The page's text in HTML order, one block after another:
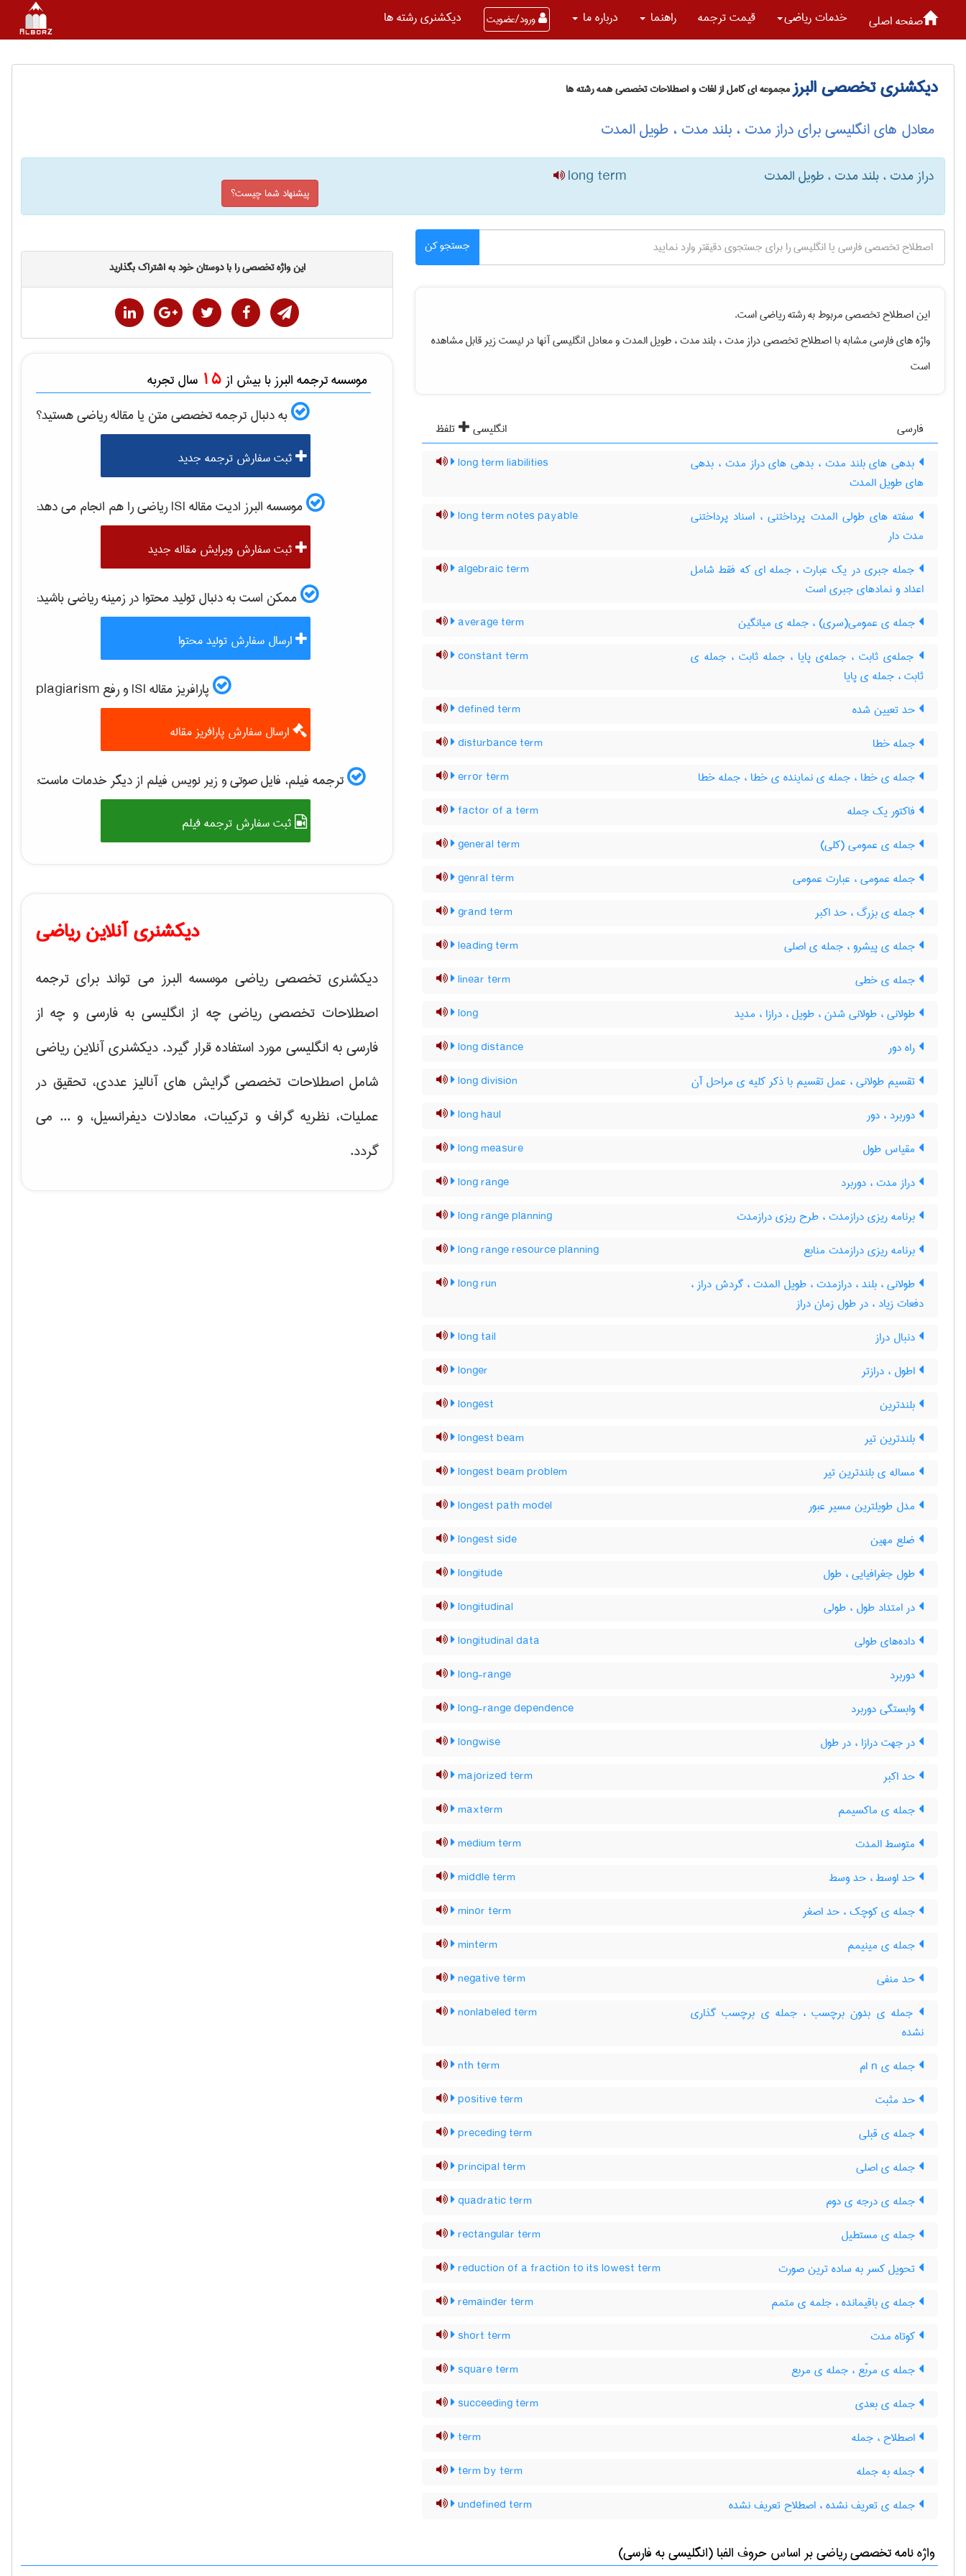
صفحه اصلی خدمات رياضی قیمت ترجمه راهنما درباره ما ورود/عضویت دیکشنری رشته ها
دیکشنری تخصصی البرزمجموعه ای کامل از لغات و اصطلاحات تخصصی همه رشته ها
معادل های انگلیسی برای دراز مدت ، بلند مدت ، طویل المدت
دراز مدت ، بلند مدت ، طویل المدت long term
پیشنهاد شما چیست؟
جستجو کن
این اصطلاح تخصصی مربوط به رشتهرياضیاست.
واژه های فارسی مشابه با اصطلاح تخصصیدراز مدت ، بلند مدت ، طویل المدتو معادل انگلیسی آنها در لیست زیر قابل مشاهده
است
فارسی انگلیسی
تلفظ
بدهی های بلند مدت ، بدهی های دراز مدت ، بدهی
های طویل المدت
long term liabilities
سفته های طولی المدت پرداختنی ، اسناد پرداختنی
مدت دار
long term notes payable
جمله جبری در یک عبارت ، جمله ای که فقط شامل
اعداد و نمادهای جبری است
algebraic term
جمله ی عمومی(سری) ، جمله ی میانگین average term
جمله‌ی ثابت ، جمله‌ی پایا ، جمله ثابت ، جمله ی
ثابت ، جمله ی پایا
constant term
حد تعیین شده defined term
جمله خطا disturbance term
جمله ی خطا ، جمله ی نماینده ی خطا ، جمله خطا error term
فاکتور یک جمله factor of a term
جمله ی عمومی (کلی) general term
جمله عمومی ، عبارت عمومی genral term
جمله ی بزرگ ، حد اکبر grand term
جمله ی پیشرو ، جمله ی اصلی leading term
جمله ی خطی linear term
طولانی ، طولانی شدن ، طویل ، درازا ، مدید long
راه دور long distance
تقسیم طولانی ، عمل تقسیم با ذکر کلیه ی مراحل آن long division
دوربرد ، دور long haul
مقیاس طول long measure
دراز مدت ، دوربرد long range
برنامه ریزی درازمدت ، طرح ریزی درازمدت long range planning
برنامه ریزی درازمدت منابع long range resource planning
طولانی ، بلند ، درازمدت ، طویل المدت ، گردش دراز ،
دفعات زیاد ، در طول زمان دراز
long run
دنبال دراز long tail
اطول ، درازتر longer
بلندترین longest
بلندترین تیر longest beam
مساله ی بلندترین تیر longest beam problem
مدل طویلترین مسیر عبور longest path model
ضلع مهین longest side
طول جغرافیایی ، طول longitude
در امتداد طول ، طولی longitudinal
داده‌های طولی longitudinal data
دوربرد long-range
وابستگی دوربرد long-range dependence
در جهت درازا ، در طول longwise
حد اکبر majorized term
جمله ی ماکسیمم maxterm
متوسط المدت medium term
حد اوسط ، حد وسط middle term
جمله ی کوچک ، حد اصغر minor term
جمله ی مینیمم minterm
حد منفی negative term
جمله ی بدون برچسب ، جمله ی برچسب گذاری
نشده
nonlabeled term
جمله ی n ام nth term
حد مثبت positive term
جمله ی قبلی preceding term
جمله ی اصلی principal term
جمله ی درجه ی دوم quadratic term
جمله ی مستطیل rectangular term
تحویل کسر به ساده ترین صورت reduction of a fraction to its lowest term
جمله ی باقیمانده ، جلمه ی متمم remainder term
کوتاه مدت short term
جمله ی مربّع ، جمله ی مربع square term
جمله ی بعدی succeeding term
اصطلاح ، جمله term
جمله به جمله term by term
جمله ی تعریف نشده ، اصطلاح تعریف نشده undefined term
این واژه تخصصی را با دوستان خود به اشتراک بگذارید
موسسه ترجمه البرز با بیش از 15 سال تجربه
به دنبال ترجمه تخصصی متن یا مقالهرياضیهستید؟
ثبت سفارش ترجمه جدید
موسسه البرز ادیت مقاله ISI رياضیرا هم انجام می دهد:
ثبت سفارش ویرایش مقاله جدید
ممکن است به دنبال تولید محتوا در زمینهرياضیباشید:
ارسال سفارش تولید محتوا
پارافریز مقاله ISI و رفع plagiarism
ارسال سفارش پارافریز مقاله
ترجمه فیلم، فایل صوتی و زیر نویس فیلم از دیگر خدمات ماست:
ثبت سفارش ترجمه فیلم
دیکشنری آنلاین ریاضی
دیکشنری تخصصی ریاضی موسسه البرز می تواند برای ترجمه
اصطلاحات تخصصی ریاضی چه از انگلیسی به فارسی و چه از
فارسی به انگلیسی مورد استفاده قرار گیرد. دیکشنری آنلاین ریاضی
شامل اصطلاحات تخصصی گرایش هایآنالیز عددی، تحقیق در
عملیات، نظریه گراف و تركیبات، معادلات دیفرانسیل، و ... می
گردد.
واژه نامه تخصصیرياضیبر اساس حروف الفبا (انگلیسی به فارسی)